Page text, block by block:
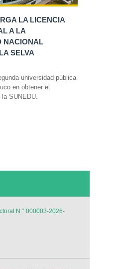
LA LICENCIA
A LA
NACIONAL
SELVA
universidad pública
en obtener el
la SUNEDU.
N.° 000003-2026-